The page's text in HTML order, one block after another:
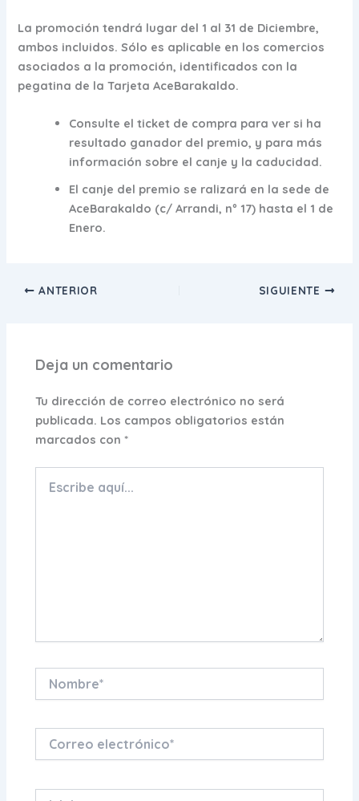
La promoción tendrá lugar del 1 al 31 de Diciembre,
ambos incluidos. Sólo es aplicable en los comercios
asociados a la promoción, identificados con la
pegatina de la Tarjeta AceBarakaldo.
Consulte el ticket de compra para ver si ha
resultado ganador del premio, y para más
información sobre el canje y la caducidad.
El canje del premio se ralizará en la sede de
AceBarakaldo (c/ Arrandi, nº 17) hasta el 1 de
Enero.
ANTERIOR SIGUIENTE
Deja un comentario
Tu dirección de correo electrónico no será
publicada. Los campos obligatorios están
marcados con*
aquí...
electrónico*